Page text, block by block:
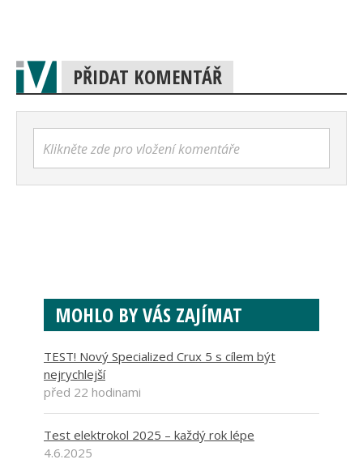
PŘIDAT KOMENTÁŘ
Klikněte zde pro vložení komentáře
MOHLO BY VÁS ZAJÍMAT
TEST! Nový Specialized Crux 5 s cílem být
nejrychlejší
před 22 hodinami
Test elektrokol 2025 – každý rok lépe
4.6.2025